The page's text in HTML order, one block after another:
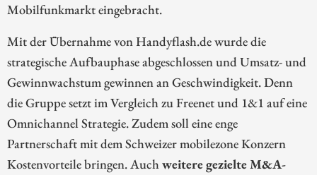
Mobilfunkmarkt eingebracht.
Mit der Übernahme von Handyflash.de wurde die
strategische Aufbauphase abgeschlossen und Umsatz- und
Gewinnwachstum gewinnen an Geschwindigkeit. Denn
die Gruppe setzt im Vergleich zu Freenet und 1&1 auf eine
Omnichannel Strategie. Zudem soll eine enge
Partnerschaft mit dem Schweizer mobilezone Konzern
Kostenvorteile bringen. Auchweitere gezielte M&A-